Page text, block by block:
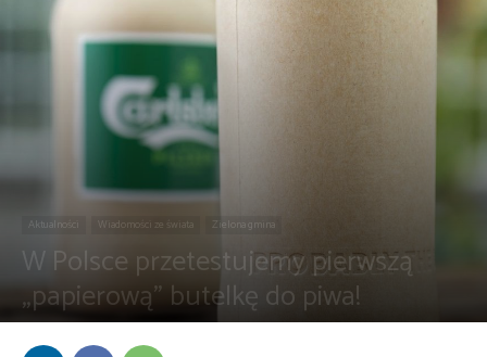
Aktualności Wiadomości ze świata Zielona gmina
W Polsce przetestujemy pierwszą
„papierową” butelkę do piwa!